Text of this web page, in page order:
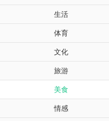
生活
体育
文化
旅游
美食
情感